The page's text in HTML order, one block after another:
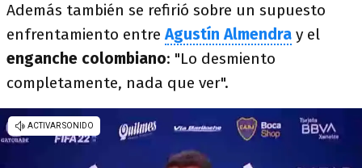
Además también se refirió sobre un supuesto
enfrentamiento entreAgustín Almendra y el
enganche colombiano: "Lo desmiento
completamente, nada que ver".